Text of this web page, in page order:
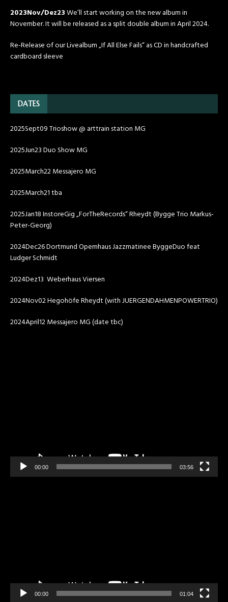
2023Nov/Dez23We’ll start working on the new album in
November. It will be released as a split double album in April 2024.
Re-Release of our Livealbum „If All Else Fails“ as CD in handcrafted
cardboard sleeve
DATES
2025Sept09 Trioshow @ arttrain station MG
2025Jun23 Duo Show MG
2025March22 Messajero MG
2025March21 tba
2025Jan18 InstoreGig „ForTheRecords“ Rheydt (Bygge Trio Markus-
Peter-Georg)
2024Dec26 Dortmund Opernhaus Jazzmatinee ByggeDuo feat
Ludger Schmidt
2024Dez13 Weberhaus Viersen
2024Nov02 Hegohöfe Rheydt (with JUERGENDAHMENPOWERTRIO)
2024April12 Messajero MG (date tbc)
00:00 03:56
00:00 01:04